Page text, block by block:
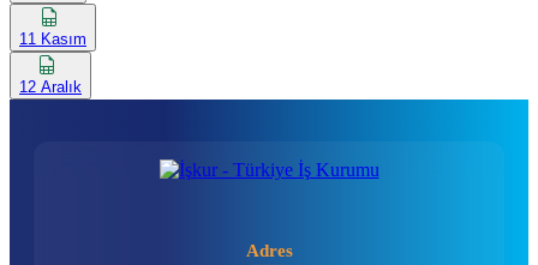
11 Kasım
12 Aralık
Adres